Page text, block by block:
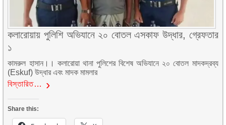
কলারোয়ায় পুলিশি অভিযানে ২০ বোতল এসকাফ উদ্ধার, গ্রেফতার
১
কামরুল হাসান।। কলারোয়া থানা পুলিশের বিশেষ অভিযানে ২০ বোতল মাদকদ্রব্য
(Eskuf) উদ্ধার এবং মাদক মামলার
বিস্তারিত…
Share this: